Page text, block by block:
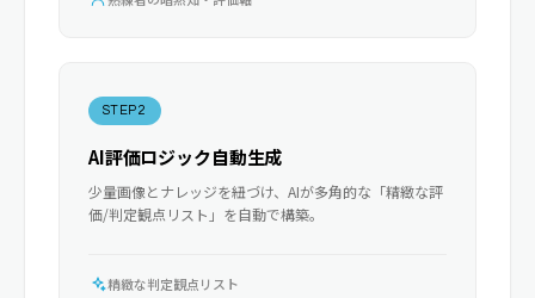
STEP 2
AI評価ロジック自動生成
少量画像とナレッジを紐づけ、AIが多角的な「精緻な評
価/判定観点リスト」を自動で構築。
精緻な判定観点リスト